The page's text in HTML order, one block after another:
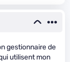
gestionnaire de
utilisent mon